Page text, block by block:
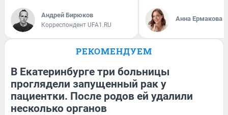
Андрей Бирюков
Корреспондент UFA1.RU
Анна Ермакова
РЕКОМЕНДУЕМ
В Екатеринбурге три больницы
проглядели запущенный рак у
пациентки. После родов ей удалили
несколько органов